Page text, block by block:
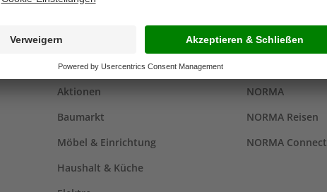
PRODUKTWELT
Aktionen
Baumarkt
Möbel & Einrichtung
Haushalt & Küche
NORMA
NORMA Reisen
NORMA Connect